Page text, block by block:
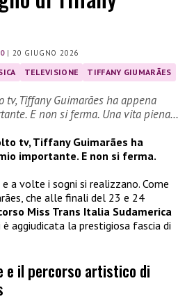
|20 GIUGNO 2026
TELEVISIONE TIFFANY GIUMARÃES
Tiffany Guimarães ha appena
E non si ferma. Una vita piena…
tv, Tiffany Guimarães ha
importante. E non si ferma.
a volte i sogni si realizzano. Come
che alle finali del 23 e 24
Miss Trans Italia Sudamerica
è aggiudicata la prestigiosa fascia di
e il percorso artistico di